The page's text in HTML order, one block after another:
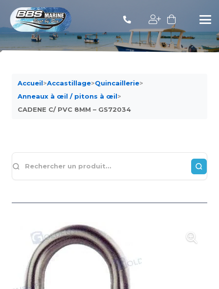
Accueil>Accastillage>Quincaillerie>
Anneaux à œil / pitons à œil>
CADENE C/ PVC 8MM – GS72034